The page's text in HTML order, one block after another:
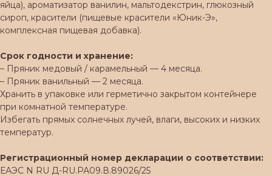
яйца), ароматизатор ванилин, мальтодекстрин, глюкозный
сироп, красители (пищевые красители «Юник-Э»,
комплексная пищевая добавка).
Срок годности и хранение:
– Пряник медовый / карамельный — 4 месяца.
– Пряник ванильный — 2 месяца.
Хранить в упаковке или герметично закрытом контейнере
при комнатной температуре.
Избегать прямых солнечных лучей, влаги, высоких и низких
температур.
Регистрационный номер декларации о соответствии:
ЕАЭС N RU Д-RU.РА09.В.89026/25